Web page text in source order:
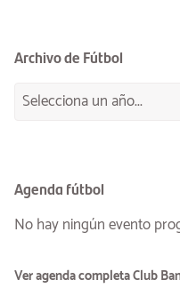
Archivo de Fútbol
Agenda fútbol
No hay ningún evento
Ver agenda completa Club